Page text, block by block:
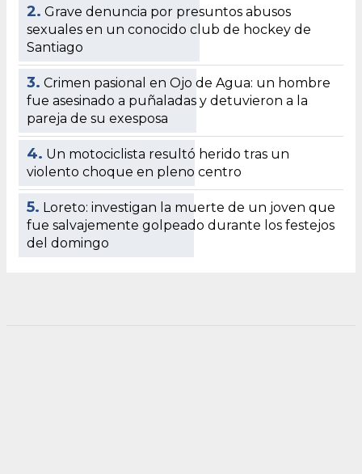
2. Grave denuncia por presuntos abusos
sexuales en un conocido club de hockey de
Santiago
3. Crimen pasional en Ojo de Agua: un hombre
fue asesinado a puñaladas y detuvieron a la
pareja de su exesposa
4. Un motociclista resultó herido tras un
violento choque en pleno centro
5. Loreto: investigan la muerte de un joven que
fue salvajemente golpeado durante los festejos
del domingo